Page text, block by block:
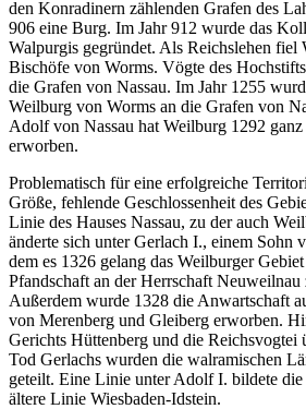
den Konradinern zählenden Grafen des
906 eine Burg. Im Jahr 912 wurde das
Walpurgis gegründet. Als Reichslehen fiel
Bischöfe von Worms. Vögte des
die Grafen von Nassau. Im Jahr 1255
Weilburg von Worms an die Grafen von
Adolf von Nassau hat Weilburg 1292 ganz
erworben.
Problematisch für eine erfolgreiche
Größe, fehlende Geschlossenheit des
Linie des Hauses Nassau, zu der auch
änderte sich unter Gerlach I., einem Sohn
dem es 1326 gelang das Weilburger
Pfandschaft an der Herrschaft Neuweilnau
Außerdem wurde 1328 die Anwartschaft
von Merenberg und Gleiberg erworben.
Gerichts Hüttenberg und die Reichsvogtei
Tod Gerlachs wurden die walramischen
geteilt. Eine Linie unter Adolf I. bildete die
ältere Linie Wiesbaden-Idstein.